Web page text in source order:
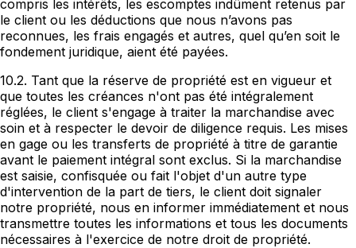
compris les intérêts, les escomptes indûment retenus par
le client ou les déductions que nous n’avons pas
reconnues, les frais engagés et autres, quel qu’en soit le
fondement juridique, aient été payées.
10.2. Tant que la réserve de propriété est en vigueur et
que toutes les créances n'ont pas été intégralement
réglées, le client s'engage à traiter la marchandise avec
soin et à respecter le devoir de diligence requis. Les mises
en gage ou les transferts de propriété à titre de garantie
avant le paiement intégral sont exclus. Si la marchandise
est saisie, confisquée ou fait l'objet d'un autre type
d'intervention de la part de tiers, le client doit signaler
notre propriété, nous en informer immédiatement et nous
transmettre toutes les informations et tous les documents
nécessaires à l'exercice de notre droit de propriété.